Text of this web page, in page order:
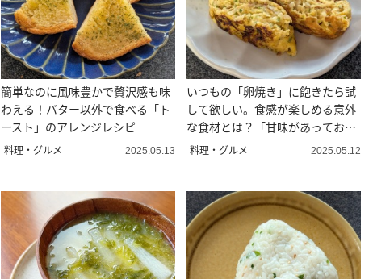
簡単なのに風味豊かで贅沢感も味
わえる！バター以外で食べる「ト
ースト」のアレンジレシピ
料理・グルメ 2025.05.13
いつもの「卵焼き」に飽きたら試
して欲しい。食感が楽しめる意外
な食材とは？「甘味があっておい
しい！」
料理・グルメ 2025.05.12